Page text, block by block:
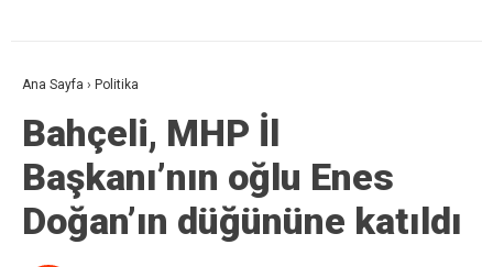
Ana Sayfa › Politika
Bahçeli, MHP İl
Başkanı’nın oğlu Enes
Doğan’ın düğününe katıldı